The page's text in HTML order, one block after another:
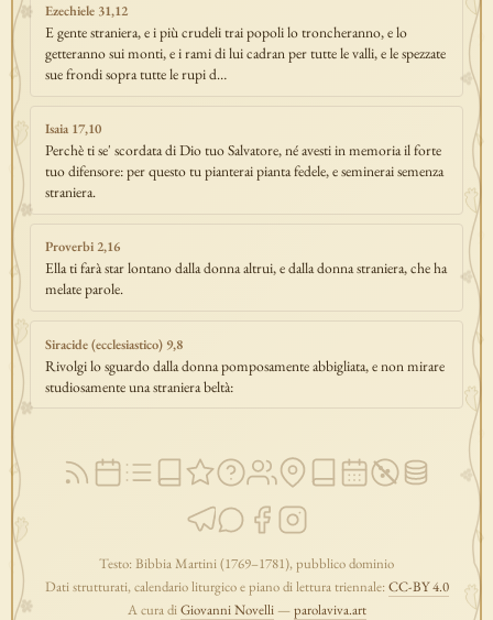
Ezechiele 31,12
E gente straniera, e i più crudeli trai popoli lo troncheranno, e lo
getteranno sui monti, e i rami di lui cadran per tutte le valli, e le spezzate
sue frondi sopra tutte le rupi d…
Isaia 17,10
Perchè ti se' scordata di Dio tuo Salvatore, né avesti in memoria il forte
tuo difensore: per questo tu pianterai pianta fedele, e seminerai semenza
straniera.
Proverbi 2,16
Ella ti farà star lontano dalla donna altrui, e dalla donna straniera, che ha
melate parole.
Siracide (ecclesiastico) 9,8
Rivolgi lo sguardo dalla donna pomposamente abbigliata, e non mirare
studiosamente una straniera beltà:
Testo: Bibbia Martini (1769–1781), pubblico dominio
Dati strutturati, calendario liturgico e piano di lettura triennale: CC-BY 4.0
A cura diGiovanni Novelli—parolaviva.art